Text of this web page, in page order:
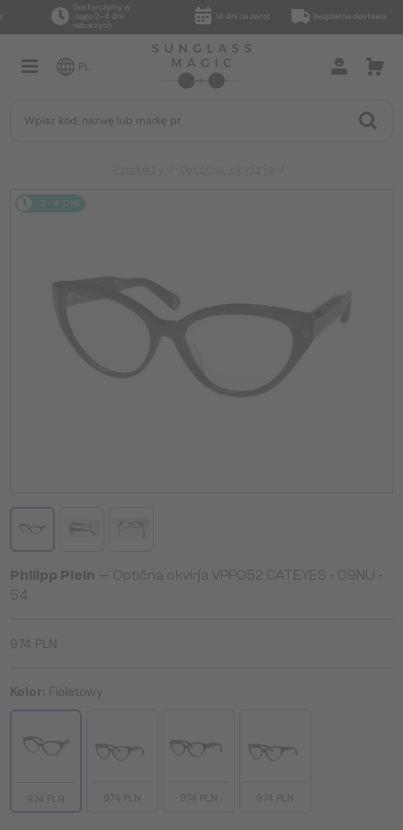
Dostarczymy w
ciągu 2–4 dni
roboczych
14 dni na zwrot Bezpłatna dostawa
PL
2-4 DNI
Philipp Plein — Optična okvirja VPP052 CATEYES - 09NU -
54
974 PLN
Kolor: Fioletowy
974 PLN 974 PLN 974 PLN 974 PLN